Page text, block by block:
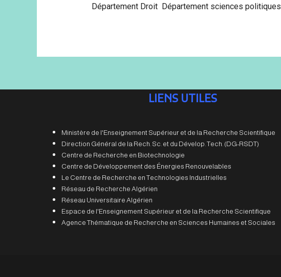
Département Droit Département sciences politiques
LIENS UTILES
Ministère de l'Enseignement Supérieur et de la Recherche Scientifique
Direction Général de la Rech. Sc. et du Dévelop. Tech. (DG-RSDT)
Centre de Recherche en Biotechnologie
Centre de Développement des Énergies Renouvelables
Le Centre de Recherche en Technologies Industrielles
Réseau de Recherche Algérien
Réseau Universitaire Algérien
Espace de l'Enseignement Supérieur et de la Recherche Scientifique
Agence Thématique de Recherche en Sciences Humaines et Sociales